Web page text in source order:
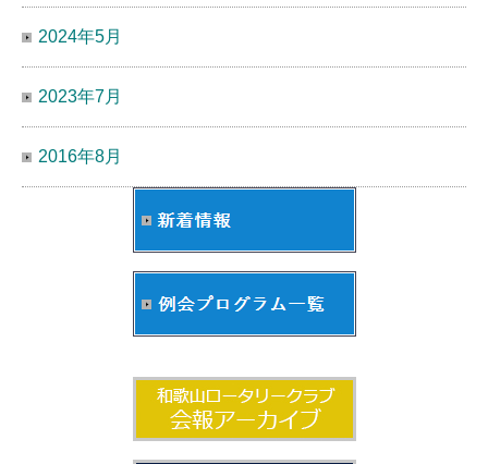
2024年5月
2023年7月
2016年8月